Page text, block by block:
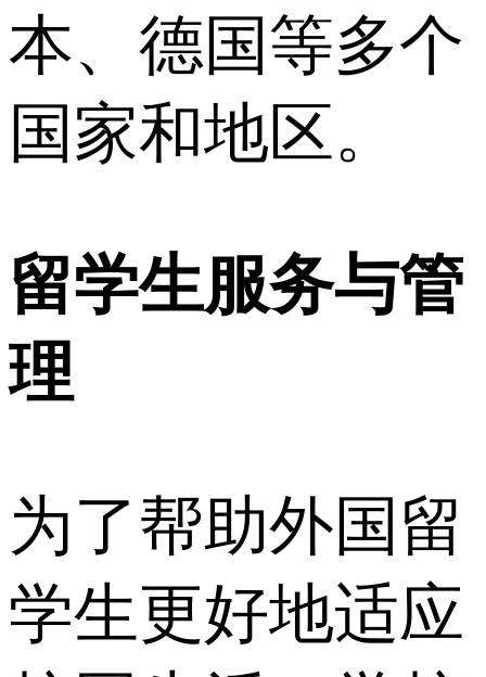
本、德国等多个
国家和地区。
留学生服务与管
理
为了帮助外国留
学生更好地适应